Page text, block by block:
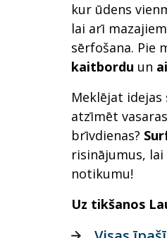
kur ūdens
lai arī
sērfošana. Pie
kaitbordu un
Meklējat idejas
atzīmēt
brīvdienas?
risinājumus,
notikumu!
Uz tikšanos